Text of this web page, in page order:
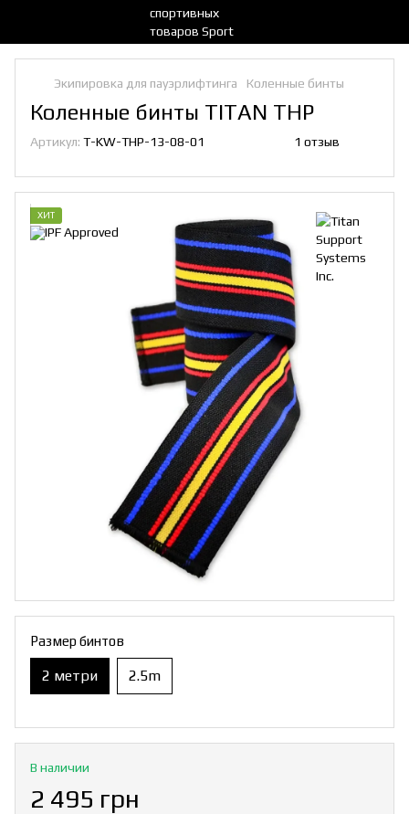
Экипировка для пауэрлифтинга Коленные бинты
Коленные бинты TITAN THP
Артикул: T-KW-THP-13-08-01 1 отзыв
ХИТ
Размер бинтов
2 метри 2.5m
В наличии
2 495 грн